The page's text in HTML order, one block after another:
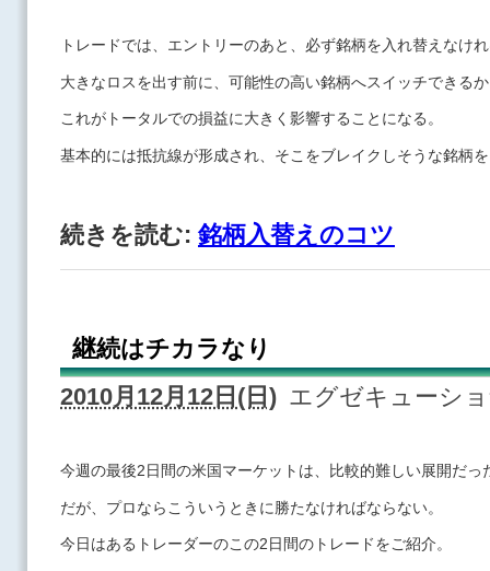
トレードでは、エントリーのあと、必ず銘柄を入れ替えなけ
大きなロスを出す前に、可能性の高い銘柄へスイッチできる
これがトータルでの損益に大きく影響することになる。
基本的には抵抗線が形成され、そこをブレイクしそうな銘柄
続きを読む: 銘柄入替えのコツ
継続はチカラなり
2010月12月12日(日) エグゼキューシ
今週の最後2日間の米国マーケットは、比較的難しい展開だっ
だが、プロならこういうときに勝たなければならない。
今日はあるトレーダーのこの2日間のトレードをご紹介。